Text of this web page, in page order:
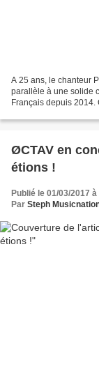
A 25 ans, le chanteur
parallèle à une solide
Français depuis
ØCTAV en
étions !
Publié le 01/03/2017
Par Steph